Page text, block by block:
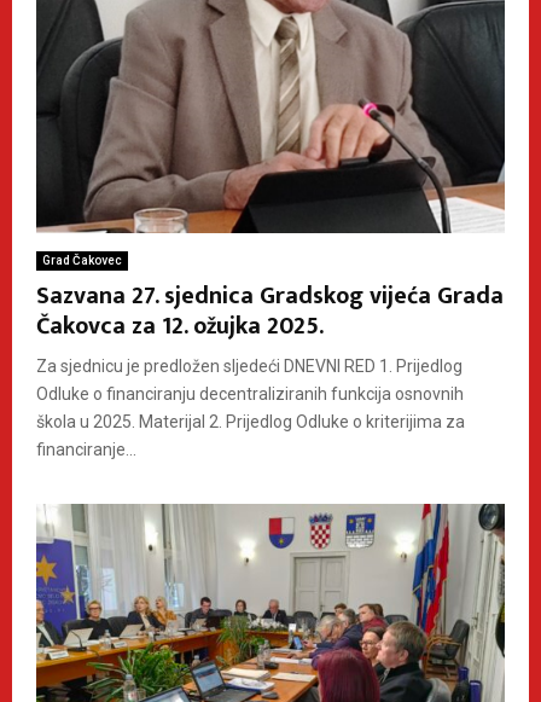
Grad Čakovec
Sazvana 27. sjednica Gradskog vijeća Grada
Čakovca za 12. ožujka 2025.
Za sjednicu je predložen sljedeći DNEVNI RED 1. Prijedlog
Odluke o financiranju decentraliziranih funkcija osnovnih
škola u 2025. Materijal 2. Prijedlog Odluke o kriterijima za
financiranje...